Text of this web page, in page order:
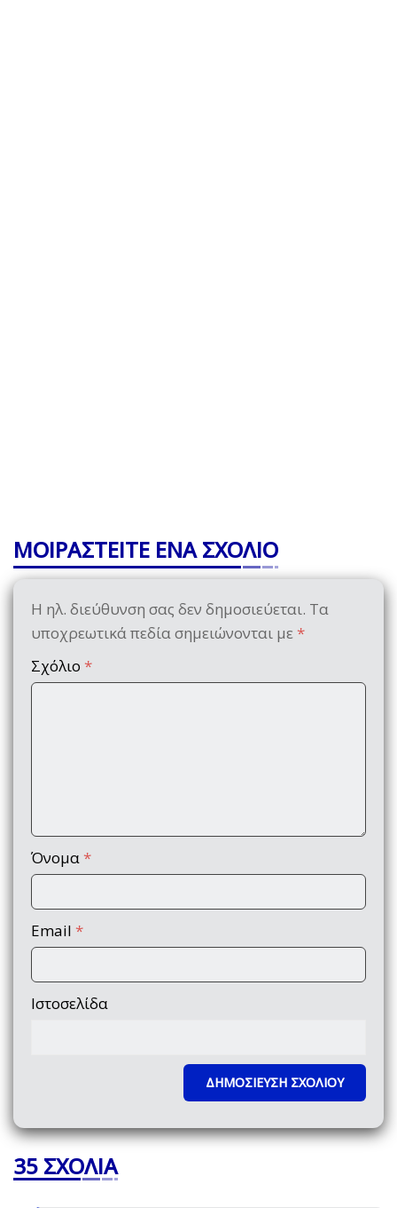
ΜΟΙΡΑΣΤΕΙΤΕ ΕΝΑ ΣΧΟΛΙΟ
Η ηλ. διεύθυνση σας δεν δημοσιεύεται. Τα
υποχρεωτικά πεδία σημειώνονται με *
Σχόλιο *
Όνομα *
Email *
Ιστοσελίδα
35 ΣΧΌΛΙΑ